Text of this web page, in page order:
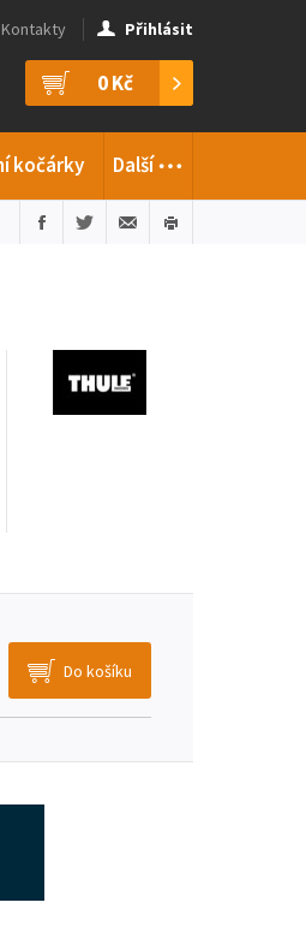
0 Kč
kočárky Další…
Kontakty Přihlásit